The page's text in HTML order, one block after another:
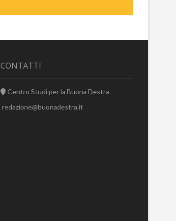
CONTATTI
Centro Studi per la Buona Destra
redazione@buonadestra.it